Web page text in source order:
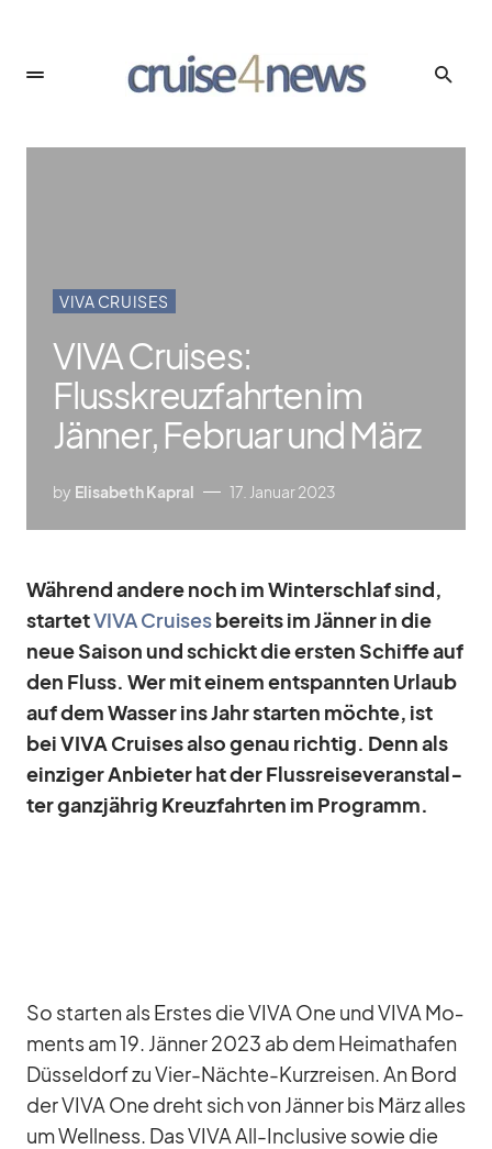
VIVA CRUISES
VIVA Cruises:
Flusskreuzfahrten im
Jänner, Februar und März
by Elisabeth Kapral 17. Januar 2023
Wäh­rend an­dere noch im Win­ter­schlaf sind,
star­tetVIVA Crui­sesbe­reits im Jän­ner in die
neue Sai­son und schickt die ers­ten Schiffe auf
den Fluss. Wer mit ei­nem ent­spann­ten Ur­laub
auf dem Was­ser ins Jahr star­ten möchte, ist
bei VIVA Crui­ses also ge­nau rich­tig. Denn als
ein­zi­ger An­bie­ter hat der Fluss­rei­se­ver­an­stal­
ter ganz­jäh­rig Kreuz­fahr­ten im Pro­gramm.
So star­ten als Ers­tes die VIVA One und VIVA Mo­
ments am 19. Jän­ner 2023 ab dem Hei­mat­ha­fen
Düs­sel­dorf zu Vier-Nächte-Kurz­rei­sen. An Bord
der VIVA One dreht sich von Jän­ner bis März al­les
um Well­ness. Das VIVA All-In­clu­sive so­wie die